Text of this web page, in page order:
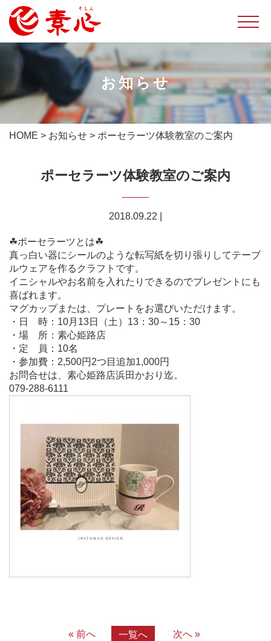
お知らせ
HOME > お知らせ > ポーセラーツ体験教室のご案内
ポーセラーツ体験教室のご案内
2018.09.22
☘ポーセラーツとは☘
真っ白い器にシールのような転写紙を切り張りしてテーブ
ルウェアを作るクラフトです。
イニシャルやお名前を入れたりできるのでプレゼントにも
喜ばれます。
マグカップまたは、プレートをお選びいただけます。
・日 時：10月13日（土）13：30～15：30
・場 所：素心姫路店
・定 員：10名
・参加費：2,500円2つ目追加1,000円
お問合せは、素心姫路店浜田かおり迄。
079-288-6111
« 前へ 一覧へ 次へ »